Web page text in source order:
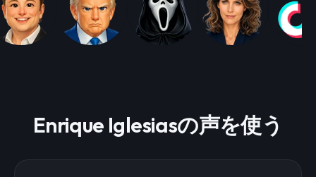
Enrique Iglesiasの声を使う